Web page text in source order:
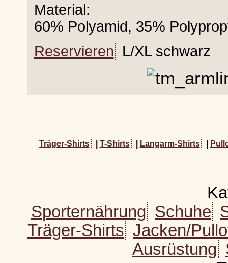
Material:
60% Polyamid, 35%
Reservieren L/XL schwarz
Träger-Shirts T-Shirts Langarm-Shirts
Sporternährung Schuhe
Träger-Shirts Jacken/
Ausrüstung